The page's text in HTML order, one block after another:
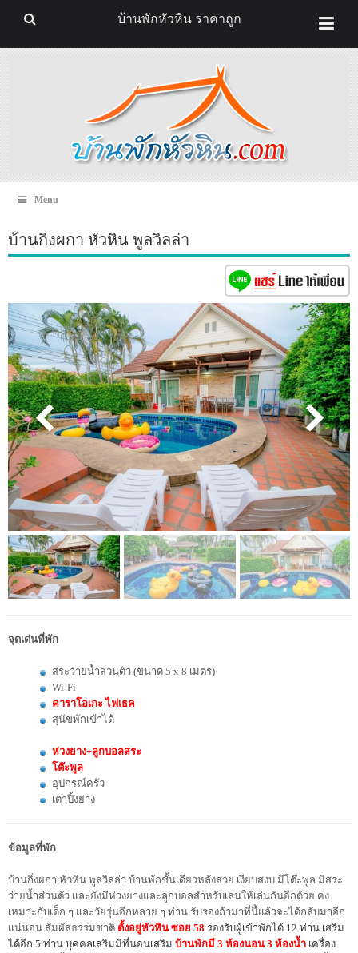
Menu
บ้านกิ่งผกา หัวหิน พูลวิลล่า
จุดเด่นที่พัก
สระว่ายน้ำส่วนตัว (ขนาด 5 x 8 เมตร)
Wi-Fi
คาราโอเกะ ไฟเธค
สุนัขพักเข้าได้
ห่วงยาง+ลูกบอลสระ
โต๊ะพูล
อุปกรณ์ครัว
เตาปิ้งย่าง
ข้อมูลที่พัก
บ้านกิ่งผกา หัวหิน พูลวิลล่า บ้านพักชั้นเดียวหลังสวย เงียบสงบ มีโต๊ะพูล มีสระ
ว่ายน้ำส่วนตัว และยังมีห่วงยางและลูกบอลสำหรับเล่นให้เล่นกันอีกด้วย คง
เหมาะกับเด็ก ๆ และวัยรุ่นอีกหลาย ๆ ท่าน รับรองถ้ามาที่นี้แล้วจะได้กลับมาอีก
แน่นอน สัมผัสธรรมชาติ ตั้งอยู่หัวหิน ซอย 58 รองรับผู้เข้าพักได้ 12 ท่าน เสริม
ได้อีก 5 ท่าน บุคคลเสริมมีที่นอนเสริม บ้านพักมี 3 ห้องนอน 3 ห้องน้ำ เครื่อง
บ้านพักหัวหิน ราคาถูก